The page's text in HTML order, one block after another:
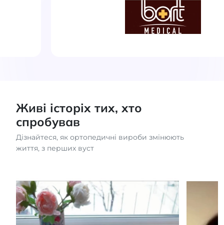
Живі історіх тих, хто
спробував
Дізнайтеся, як ортопедичні вироби змінюють
життя, з перших вуст